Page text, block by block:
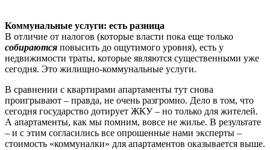
Коммунальные услуги: есть разница
В отличие от налогов (которые власти пока еще только
собираются повысить до ощутимого уровня), есть у
недвижимости траты, которые являются существенными уже
сегодня. Это жилищно-коммунальные услуги.
В сравнении с квартирами апартаменты тут снова
проигрывают – правда, не очень разгромно. Дело в том, что
сегодня государство дотирует ЖКУ – но только для жителей.
А апартаменты, как мы помним, вовсе не жилье. В результате
– и с этим согласились все опрошенные нами эксперты –
стоимость «коммуналки» для апартаментов оказывается выше.